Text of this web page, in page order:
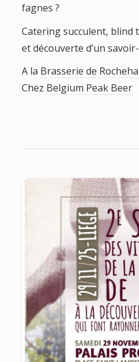
fagnes ?
Catering succulent, blind
et découverte d’un
A la Brasserie de
Chez Belgium Peak Beer